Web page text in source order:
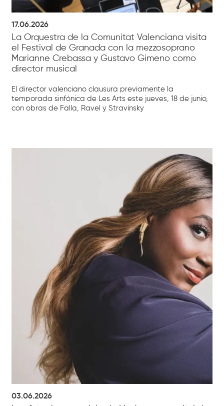
17.06.2026
La Orquestra de la Comunitat Valenciana visita
el Festival de Granada con la mezzosoprano
Marianne Crebassa y Gustavo Gimeno como
director musical
El director valenciano clausura previamente la
temporada sinfónica de Les Arts este jueves, 18 de junio,
con obras de Falla, Ravel y Stravinsky
03.06.2026